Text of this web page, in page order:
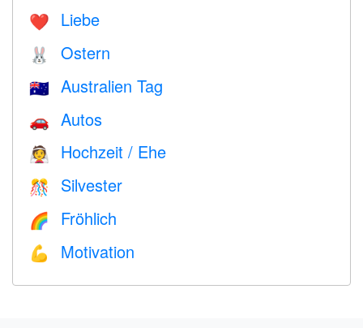
❤️️ Liebe
🐰 Ostern
🇦🇺 Australien Tag
🚗 Autos
👰 Hochzeit / Ehe
🎊 Silvester
🌈 Fröhlich
💪 Motivation